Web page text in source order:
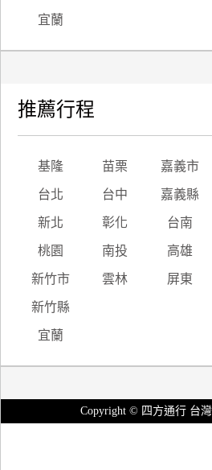
宜蘭
推薦行程
基隆 苗栗 嘉義市
台北 台中 嘉義縣
新北 彰化 台南
桃園 南投 高雄
新竹市 雲林 屏東
新竹縣
宜蘭
Copyright © 四方通行 台